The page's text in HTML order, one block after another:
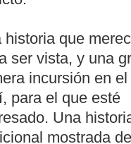
historia que
ser vista, y una
incursión en
para el que esté
Una
mostrada